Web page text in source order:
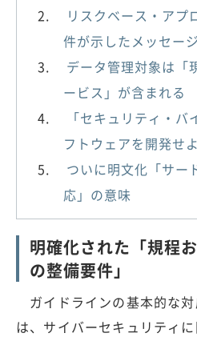
リスクベース・アプ
件が示したメッセージ
データ管理対象は「
ービス」が含まれる
「セキュリティ・
フトウェアを開発せよ
ついに明文化「サー
応」の意味
明確化された「規程
の整備要件」
ガイドラインの基本的な
は、サイバーセキュリティ